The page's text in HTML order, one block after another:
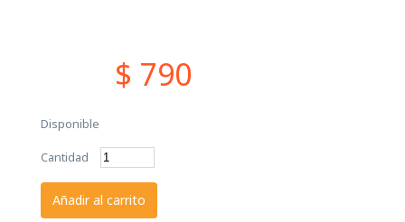
$ 790
Disponible
Cantidad
Añadir al carrito